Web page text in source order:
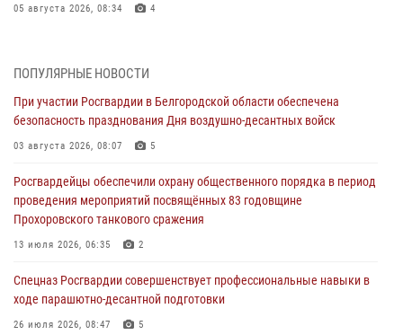
05 августа 2026, 08:34 4
Росгвардейцы спасли раненого при атаке FPV-дрона ВСУ жителя
белгородского приграничья
За неделю белгородские росгвардейцы пресекли свыше 130
правонарушений
04 августа 2026, 06:03
Сотрудники Росгвардии задержали подозреваемую в краже
товаров из гипермаркета в Белгороде
03 августа 2026, 13:29
ПОПУЛЯРНЫЕ НОВОСТИ
При участии Росгвардии в Белгородской области обеспечена
безопасность празднования Дня воздушно-десантных войск
03 августа 2026, 08:07 5
Росгвардейцы обеспечили охрану общественного порядка в период
проведения мероприятий посвящённых 83 годовщине
Прохоровского танкового сражения
13 июля 2026, 06:35 2
Спецназ Росгвардии совершенствует профессиональные навыки в
ходе парашютно-десантной подготовки
26 июля 2026, 08:47 5